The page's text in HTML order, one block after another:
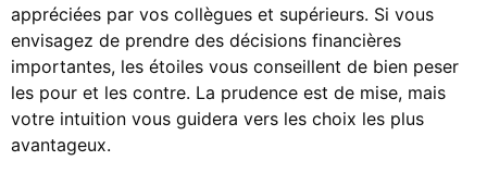
appréciées par vos collègues et supérieurs. Si vous
envisagez de prendre des décisions financières
importantes, les étoiles vous conseillent de bien peser
les pour et les contre. La prudence est de mise, mais
votre intuition vous guidera vers les choix les plus
avantageux.